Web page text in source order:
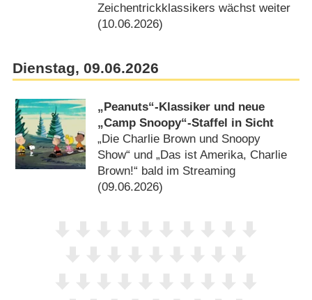
Zeichentrickklassikers wächst weiter
(10.06.2026)
Dienstag, 09.06.2026
„Peanuts“-Klassiker und neue
„Camp Snoopy“-Staffel in Sicht
„Die Charlie Brown und Snoopy
Show“ und „Das ist Amerika, Charlie
Brown!“ bald im Streaming
(09.06.2026)